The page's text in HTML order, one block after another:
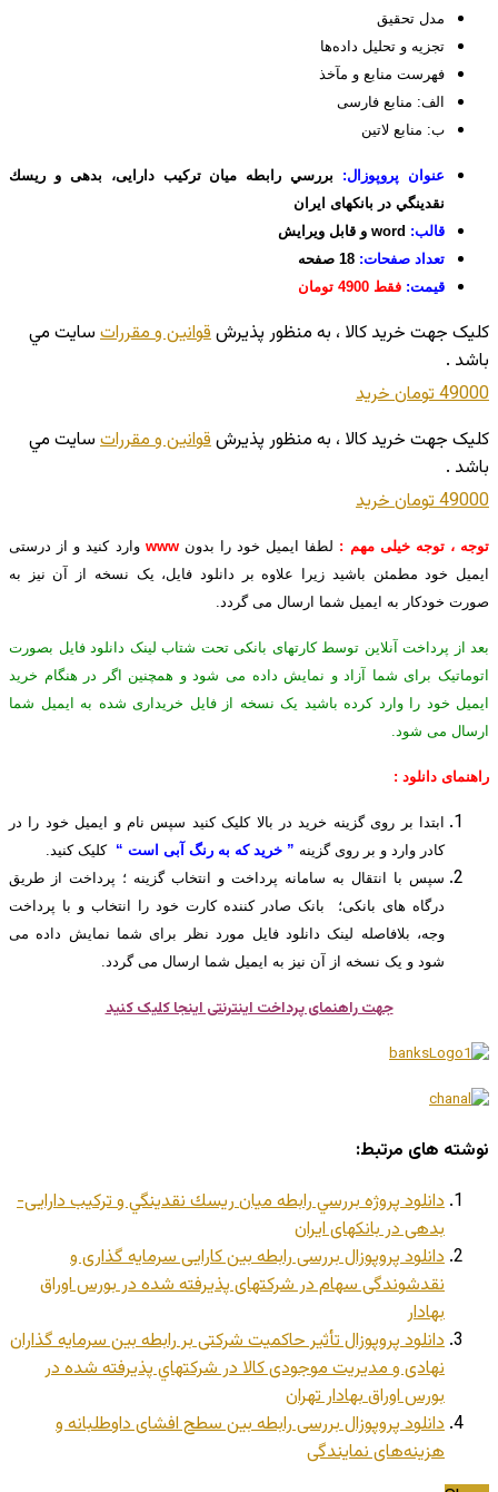
مدل تحقیق
تجزيه و تحليل داده‌ها
فهرست منابع و مآخذ
الف: منابع فارسی
ب: منابع لاتین
عنوان پروپوزال: بررسي رابطه ميان ترکيب دارايی، بدهی و ريسك
نقدينگي در بانکهای ایران
قالب:
تعداد صفحات:
قیمت: فقط 4900 تومان
کليک جهت خريد کالا ، به منظور پذيرشقوانين و مقررات سايت مي
باشد .
49000 تومان
خريد
کليک جهت خريد کالا ، به منظور پذيرشقوانين و مقررات سايت مي
باشد .
49000 تومان
خريد
توجه ، توجه خیلی مهم : لطفا ایمیل خود را بدون www وارد کنید و از درستی
ایمیل خود مطمئن باشید زیرا علاوه بر دانلود فایل، یک نسخه از آن نیز به
صورت خودکار به ایمیل شما ارسال می گردد.
بعد از پرداخت آنلاین توسط کارتهای بانکی تحت شتاب لینک دانلود فایل بصورت
اتوماتیک برای شما آزاد و نمایش داده می شود و همچنین اگر در هنگام خرید
ایمیل خود را وارد کرده باشید یک نسخه از فایل خریداری شده به ایمیل شما
ارسال می شود.
راهنمای دانلود :
ابتدا بر روی گزینه خرید در بالا کلیک کنید سپس نام و ایمیل خود را در
کادر وارد و بر روی گزینه ” خرید که به رنگ آبی است “ کلیک کنید.
سپس با انتقال به سامانه پرداخت و انتخاب گزینه ؛ پرداخت از طریق
درگاه های بانکی؛ بانک صادر کننده کارت خود را انتخاب و با پرداخت
وجه، بلافاصله لینک دانلود فایل مورد نظر برای شما نمایش داده می
شود و یک نسخه از آن نیز به ایمیل شما ارسال می گردد.
جهت راهنمای پرداخت اینترنتی اینجا کلیک کنید
نوشته های مرتبط:
دانلود پروژه بررسي رابطه ميان ريسك نقدينگي و ترکيب دارايی-
بدهی در بانکهای ایران
دانلود پروپوزال بررسی رابطه بین کارایی سرمایه گذاری و
نقدشوندگی سهام در شرکتهای پذیرفته شده در بورس اوراق
بهادار
دانلود پروپوزال تأثیر حاکمیت شرکتی بر رابطه بین سرمایه گذاران
نهادی و مدیریت موجودی کالا در شرکتهاي پذیرفته شده در
بورس اوراق بهادار تهران
دانلود پروپوزال بررسی رابطه بین سطح افشای داوطلبانه و
هزینه‌های نمایندگی